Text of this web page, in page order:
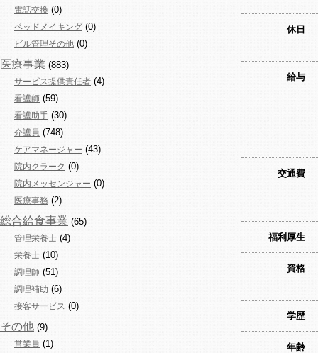
電話交換 (0)
ベッドメイキング (0)
ビル管理その他 (0)
医療事業 (883)
サービス提供責任者 (4)
看護師 (59)
看護助手 (30)
介護員 (748)
ケアマネージャー (43)
院内クラーク (0)
院内メッセンジャー (0)
医療事務 (2)
総合給食事業 (65)
管理栄養士 (4)
栄養士 (10)
調理師 (51)
調理補助 (6)
接客サービス (0)
その他 (9)
営業員 (1)
休日
給与
交通費
福利厚生
資格
学歴
年齢